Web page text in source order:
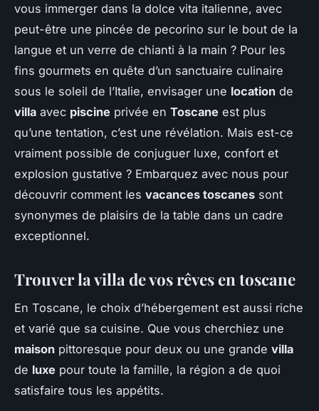
vous immerger dans la dolce vita italienne, avec
peut-être une pincée de pecorino sur le bout de la
langue et un verre de chianti à la main ? Pour les
fins gourmets en quête d’un sanctuaire culinaire
sous le soleil de l’Italie, envisager une location de
villa avec piscine privée en Toscane est plus
qu’une tentation, c’est une révélation. Mais est-ce
vraiment possible de conjuguer luxe, confort et
explosion gustative ? Embarquez avec nous pour
découvrir comment les vacances toscanes sont
synonymes de plaisirs de la table dans un cadre
exceptionnel.
Trouver la villa de vos rêves en toscane
En Toscane, le choix d’hébergement est aussi riche
et varié que sa cuisine. Que vous cherchiez une
maison pittoresque pour deux ou une grande villa
de luxe pour toute la famille, la région a de quoi
satisfaire tous les appétits.